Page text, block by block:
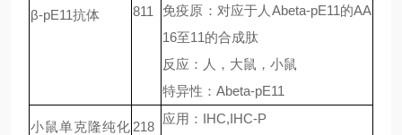
β-pE11抗体
811
免疫原：对应于人 Abeta-pE11的AA
16至11的合成肽
反应：人，大鼠，小鼠
特异性： Abeta-pE11
小鼠单克隆纯化 218
应用： IHC,IHC-P